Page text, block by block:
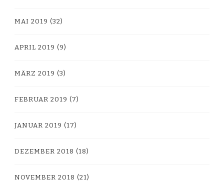
MAI 2019 (32)
APRIL 2019 (9)
MÄRZ 2019 (3)
FEBRUAR 2019 (7)
JANUAR 2019 (17)
DEZEMBER 2018 (18)
NOVEMBER 2018 (21)